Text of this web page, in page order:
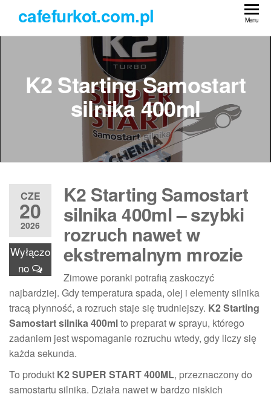
treści
cafefurkot.com.pl Menu
K2 Starting Samostart
silnika 400ml
CZE
20
2026
Wyłączo
no
K2 Starting Samostart
silnika 400ml – szybki
rozruch nawet w
ekstremalnym mrozie
Zimowe poranki potrafią zaskoczyć
najbardziej. Gdy temperatura spada, olej i elementy silnika
tracą płynność, a rozruch staje się trudniejszy. K2 Starting
Samostart silnika 400mlto preparat w sprayu, którego
zadaniem jest wspomaganie rozruchu wtedy, gdy liczy się
każda sekunda.
To produkt K2 SUPER START 400ML, przeznaczony do
samostartu silnika. Działa nawet w bardzo niskich